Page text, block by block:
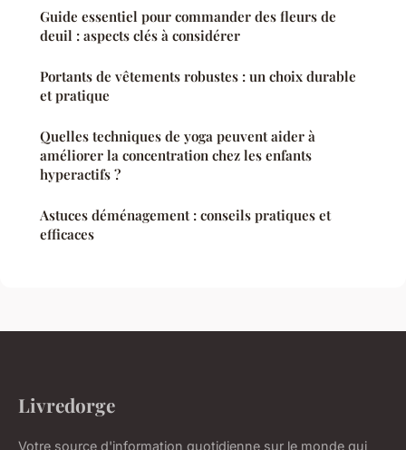
Guide essentiel pour commander des fleurs de
deuil : aspects clés à considérer
Portants de vêtements robustes : un choix durable
et pratique
Quelles techniques de yoga peuvent aider à
améliorer la concentration chez les enfants
hyperactifs ?
Astuces déménagement : conseils pratiques et
efficaces
Livredorge
Votre source d'information quotidienne sur le monde qui